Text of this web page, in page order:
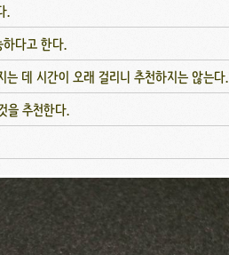
.
하다고 한다.
데 시간이 오래 걸리니 추천하지는 않는다.
을 추천한다.